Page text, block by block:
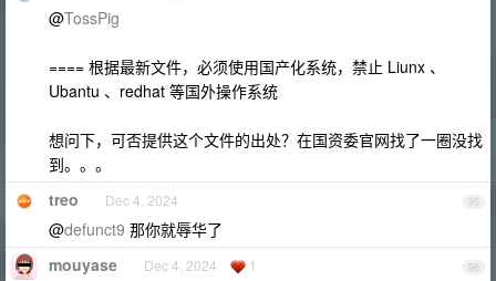
@TossPig
==== 根据最新文件，必须使用国产化系统，禁止 Liunx 、
Ubantu 、redhat 等国外操作系统
想问下，可否提供这个文件的出处？在国资委官网找了一圈没找
到。。。
95
treo Dec 4, 2024
@defunct9 那你就辱华了
96
mouyase Dec 4, 2024 1